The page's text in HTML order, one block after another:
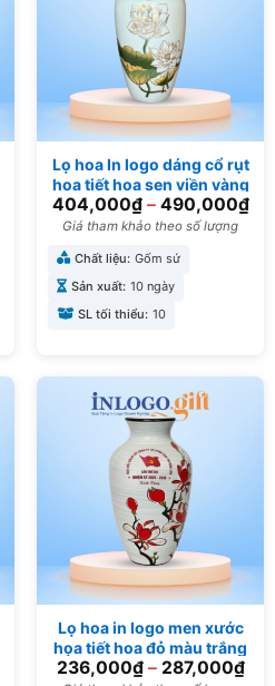
Lọ hoa In logo dáng cổ rụt
họa tiết hoa sen viền vàng
kim 30cm LH-07
404,000₫– 490,000₫
Giá tham khảo theo số lượng
Chất liệu: Gốm sứ
Sản xuất: 10 ngày
SL tối thiểu: 10
Lọ hoa in logo men xước
họa tiết hoa đỏ màu trắng
27cm LH-15
236,000₫– 287,000₫